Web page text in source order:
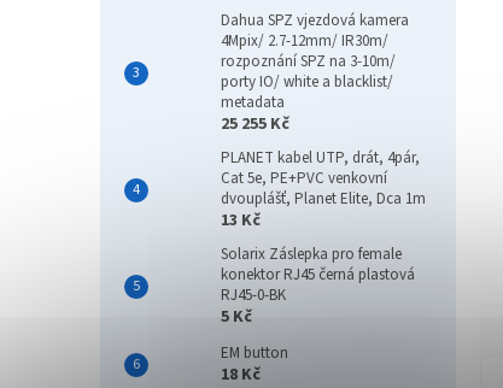
Dahua SPZ vjezdová kamera
4Mpix/ 2.7-12mm/ IR30m/
rozpoznání SPZ na 3-10m/
porty IO/ white a blacklist/
metadata
25 255 Kč
PLANET kabel UTP, drát, 4pár,
Cat 5e, PE+PVC venkovní
dvouplášť, Planet Elite, Dca 1m
13 Kč
Solarix Záslepka pro female
konektor RJ45 černá plastová
RJ45-0-BK
5 Kč
EM button
18 Kč